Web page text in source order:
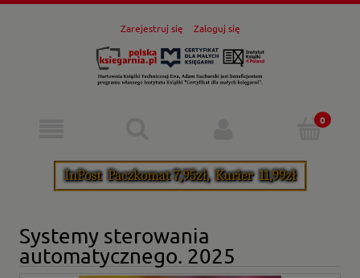
Zarejestruj się Zaloguj się
Systemy sterowania
automatycznego. 2025